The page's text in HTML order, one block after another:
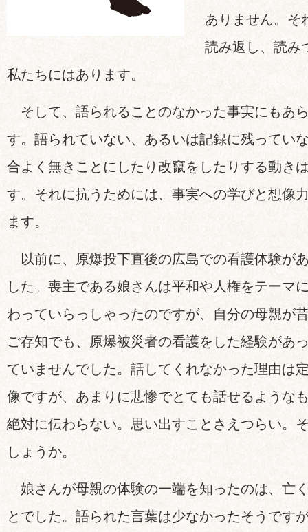
ありません。そ
読み返し、読み
私たちにはあります。
そして、語られることのなかった事実にもあ
す。語られていない、あるいは記録に残ってい
合よく無きことにしたり改竄をしたりする動き
す。それに抗うためには、事実への学びと想像
ます。
以前に、原爆投下直後の広島での看護体験が
した。喪主である娘さんは平和や人権をテーマ
わっていらっしゃったのですが、自分の母親が
ご存知でも、原爆被災者の看護をした経験があ
ていませんでした。話してくれなかった理由は
像ですが、あまりに悲惨でとても話せるような
絶対に伝わらない。思い出すことさえつらい。
しょうか。
娘さんが母親の体験の一端を知ったのは、亡
とでした。語られた言葉は少なかったそうです